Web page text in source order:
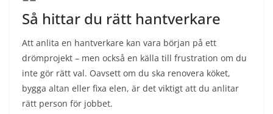
Så hittar du rätt hantverkare
Att anlita en hantverkare kan vara början på ett
drömprojekt – men också en källa till frustration om du
inte gör rätt val. Oavsett om du ska renovera köket,
bygga altan eller fixa elen, är det viktigt att du anlitar
rätt person för jobbet.